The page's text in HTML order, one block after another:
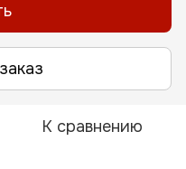
К сравнению